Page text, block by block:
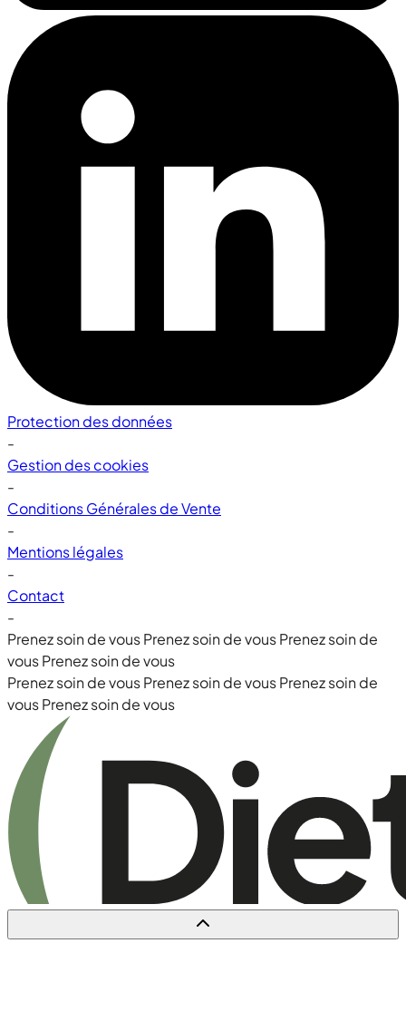
Protection des données
-
Gestion des cookies
-
Conditions Générales de Vente
-
Mentions légales
-
Contact
-
Prenez soin de vousPrenez soin de vousPrenez soin de
vousPrenez soin de vous
Prenez soin de vousPrenez soin de vousPrenez soin de
vousPrenez soin de vous